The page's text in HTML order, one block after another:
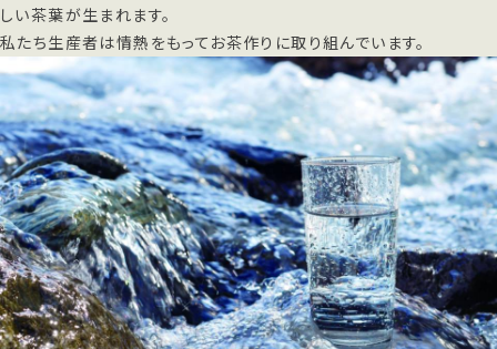
しい茶葉が生まれます。
私たち生産者は情熱をもってお茶作りに取り組んでいます。